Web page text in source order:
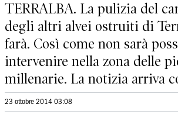
TERRALBA. La pulizia del
degli altri alvei ostruiti di
farà. Così come non sarà
intervenire nella zona delle
millenarie. La notizia arriva
23 ottobre 2014 03:08